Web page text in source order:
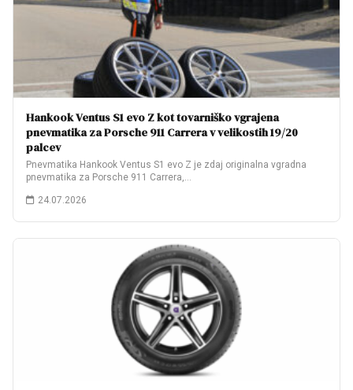
Hankook Ventus S1 evo Z kot tovarniško vgrajena
pnevmatika za Porsche 911 Carrera v velikostih 19/20
palcev
Pnevmatika Hankook Ventus S1 evo Z je zdaj originalna vgradna
pnevmatika za Porsche 911 Carrera,…
24.07.2026